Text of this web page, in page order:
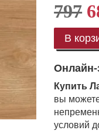
797
В
Онлайн-
Купить
вы
условий